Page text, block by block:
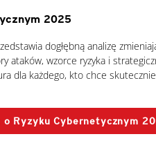
2025
dogłębną analizę
ataków, wzorce ryzyka i
dla każdego, kto chce
o Ryzyku Cybernetycznym